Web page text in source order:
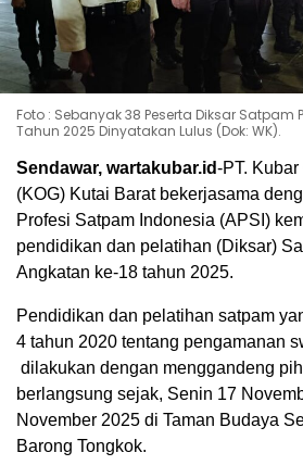
Foto : Sebanyak 38 Peserta Diksar Satpam
Tahun 2025 Dinyatakan Lulus (Dok: WK).
Sendawar, wartakubar.id-PT. Kubar
(KOG) Kutai Barat bekerjasama
Profesi Satpam Indonesia (APSI)
pendidikan dan pelatihan (Diksar)
Angkatan ke-18 tahun 2025.
Pendidikan dan pelatihan satpam
4 tahun 2020 tentang pengamanan
dilakukan dengan menggandeng
berlangsung sejak, Senin 17
November 2025 di Taman Budaya
Barong Tongkok.